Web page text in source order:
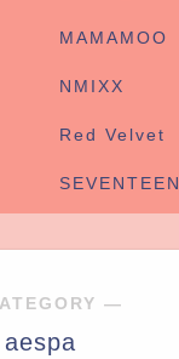
MAMAMOO
NMIXX
Red Velvet
SEVENTEEN
―
aespa